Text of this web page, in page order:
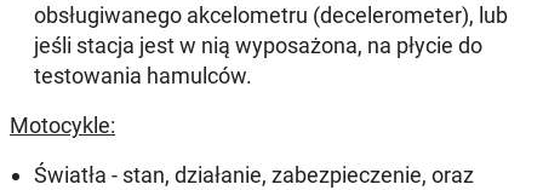
obsługiwanego akcelometru (decelerometer), lub
jeśli stacja jest w nią wyposażona, na płycie do
testowania hamulców.
Motocykle:
Światła - stan, działanie, zabezpieczenie, oraz